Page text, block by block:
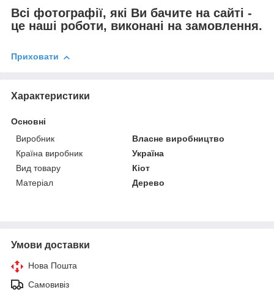
Всі фотографії, які Ви бачите на сайті -
це наші роботи, виконані на замовлення.
Приховати
Характеристики
Основні
Виробник
Власне виробництво
Країна виробник
Україна
Вид товару
Кіот
Матеріал
Дерево
Умови доставки
Нова Пошта
Самовивіз